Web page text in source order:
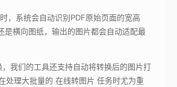
，系统会自动识别PDF原始页面的宽高
是横向图纸，输出的图片都会自动适配最
我们的工具还支持自动将转换后的图片打
处理大批量的 在线转图片 任务时尤为重